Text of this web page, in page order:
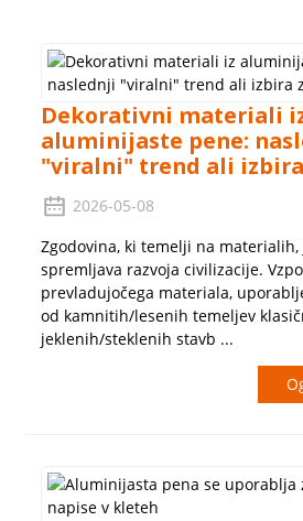
Dekorativni materiali
aluminijaste pene:
"viralni" trend ali izbira
2026-05-08
Zgodovina, ki temelji na
spremljava razvoja civilizacije.
prevladujočega materiala,
od kamnitih/lesenih temeljev
jeklenih/steklenih stavb ...